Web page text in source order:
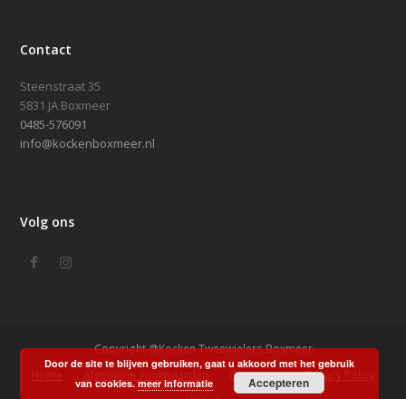
Contact
Steenstraat 35
5831 JA Boxmeer
0485-576091
info@kockenboxmeer.nl
Volg ons
FacebookInstagram
Copyright @Kocken Tweewielers Boxmeer
Algemene voorwaarden Disclaimer
Privacy Policy
Door de site te blijven gebruiken, gaat u akkoord met het gebruik
van cookies. meer informatie Accepteren